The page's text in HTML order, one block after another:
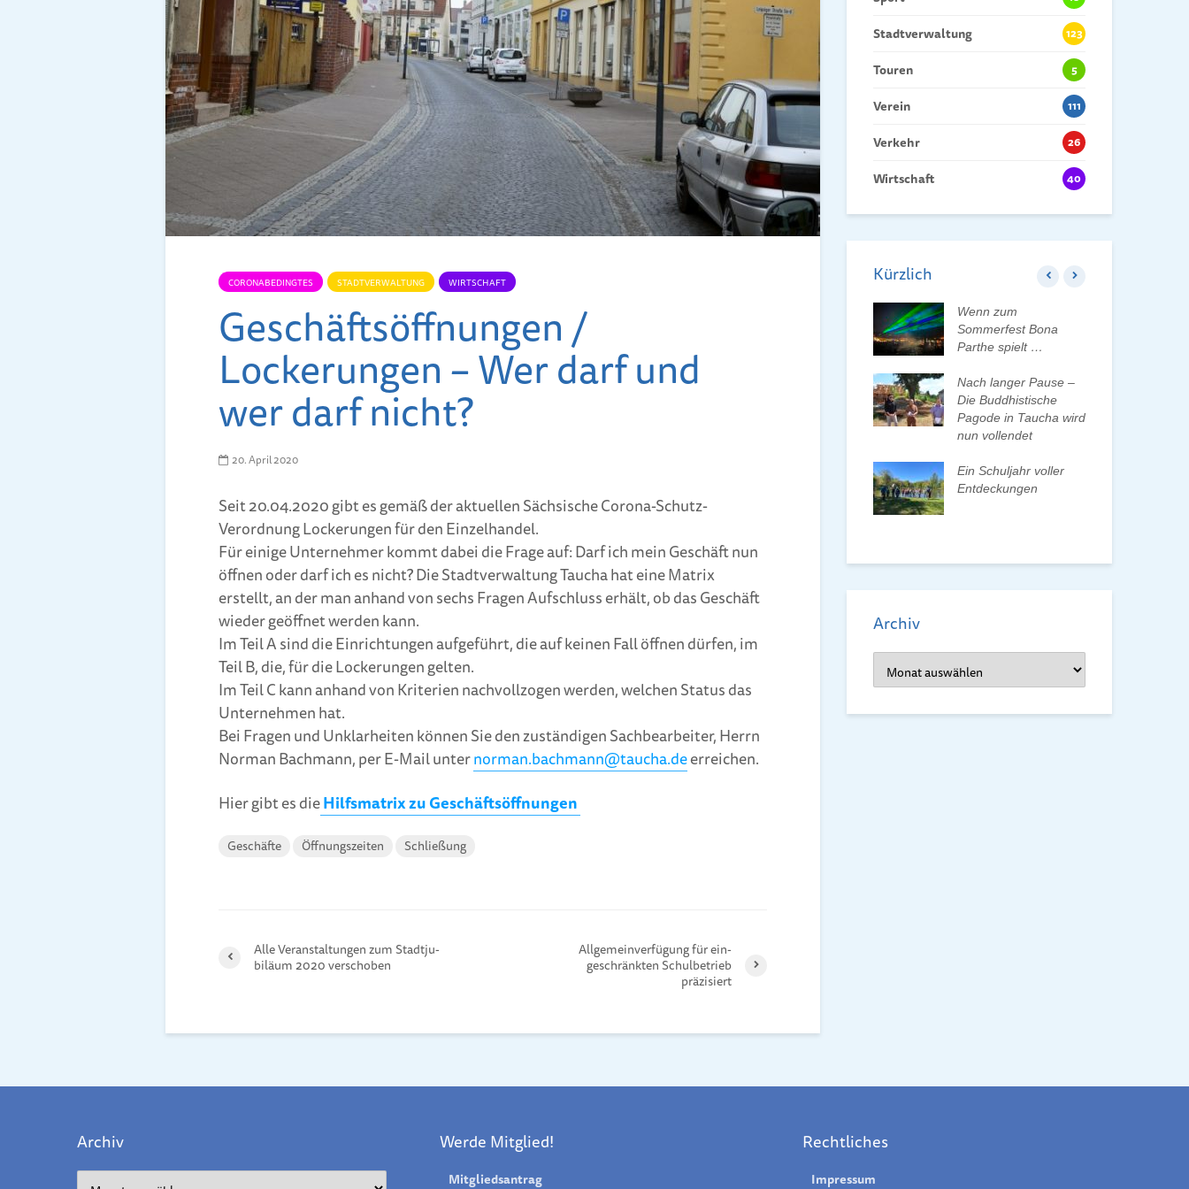
CORONABEDINGTES STADTVERWALTUNG WIRTSCHAFT
Geschäfts­öffnun­gen ­/
Lockerun­gen – Wer darf und
wer darf nicht?
20. April 2020
Seit 20.04.2020 gibt es gemäß der aktuellen Sächsische Corona-Schutz-
Verordnung Lockerungen für den Einzelhandel.
Für einige Unternehmer kommt dabei die Frage auf: Darf ich mein Geschäft nun
öffnen oder darf ich es nicht? Die Stadtverwaltung Taucha hat eine Matrix
erstellt, an der man anhand von sechs Fragen Aufschluss erhält, ob das Geschäft
wieder geöffnet werden kann.
Im Teil A sind die Einrichtungen aufgeführt, die auf keinen Fall öffnen dürfen, im
Teil B, die, für die Lockerungen gelten.
Im Teil C kann anhand von Kriterien nachvollzogen werden, welchen Status das
Unternehmen hat.
Bei Fragen und Unklarheiten können Sie den zuständigen Sachbearbeiter, Herrn
Norman Bachmann, per E-Mail unternorman.bachmann@taucha.deerreichen.
Hier gibt es dieHilfsmatrix zu Geschäftsöffnungen
Geschäfte Öffnungszeiten Schließung
Alle Veran­stal­tungen zum Stadt­ju­
bi­läum 2020 ver­scho­ben
Allgemeinver­fügung für ein­
geschränk­ten Schul­betrieb
präzisiert
Stadtverwaltung 123
Touren 5
Verein 111
Verkehr 26
Wirtschaft 40
Kürzlich
Kinderwandertag des
Heimatvereins als
Dank für Engagement
der jüngsten Mitglieder
dem Heimatverein
Wenn zum
Sommerfest Bona
Parthe spielt …
Nach langer Pause –
Die Buddhistische
Pagode in Taucha wird
nun vollendet
Ein Schuljahr voller
Entdeckungen
Archiv
Archiv Werde Mitglied!
Mitgliedsantrag
Rechtliches
Impressum